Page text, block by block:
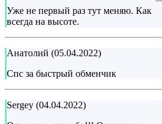
Уже не первый раз тут меняю. Как
всегда на высоте.
Анатолий (05.04.2022)
Спс за быстрый обменчик
Sergey (04.04.2022)